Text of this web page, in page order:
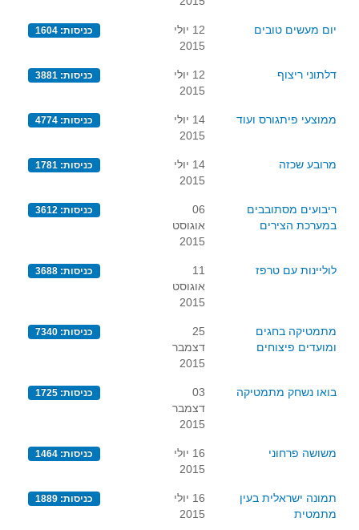
יום מעשים טובים
12 יולי
2015
כניסות: 1604
דלתוני ריצוף
12 יולי
2015
כניסות: 3881
ממוצעי פיתגורס ועוד
14 יולי
2015
כניסות: 4774
מרובע שכזה
14 יולי
2015
כניסות: 1781
ריבועים מסתובבים
במערכת הצירים
06
אוגוסט
2015
כניסות: 3612
לוליינות עם טרפז
11
אוגוסט
2015
כניסות: 3688
מתמטיקה בחגים
ומועדים פיצוחים
25
דצמבר
2015
כניסות: 7340
בואו נשחק מתמטיקה
03
דצמבר
2015
כניסות: 1725
משושה פרחוני
16 יולי
2015
כניסות: 1464
תמונה ישראלית בעין
מתמטית
16 יולי
2015
כניסות: 1889